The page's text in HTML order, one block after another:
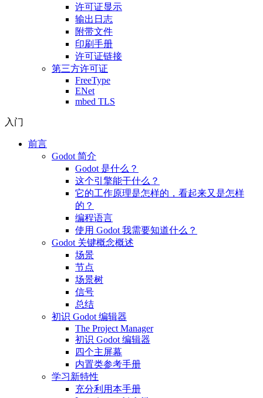
许可证显示
输出日志
附带文件
印刷手册
许可证链接
第三方许可证
FreeType
ENet
mbed TLS
入门
前言
Godot 简介
Godot 是什么？
这个引擎能干什么？
它的工作原理是怎样的，看起来又是怎样
的？
编程语言
使用 Godot 我需要知道什么？
Godot 关键概念概述
场景
节点
场景树
信号
总结
初识 Godot 编辑器
The Project Manager
初识 Godot 编辑器
四个主屏幕
内置类参考手册
学习新特性
充分利用本手册